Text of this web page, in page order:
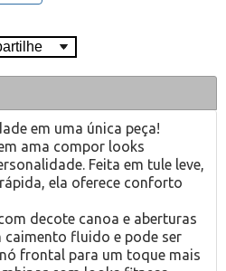
em uma única peça!
ama compor looks
Feita em tule leve,
ela oferece conforto
decote canoa e aberturas
caimento fluido e pode ser
frontal para um toque mais